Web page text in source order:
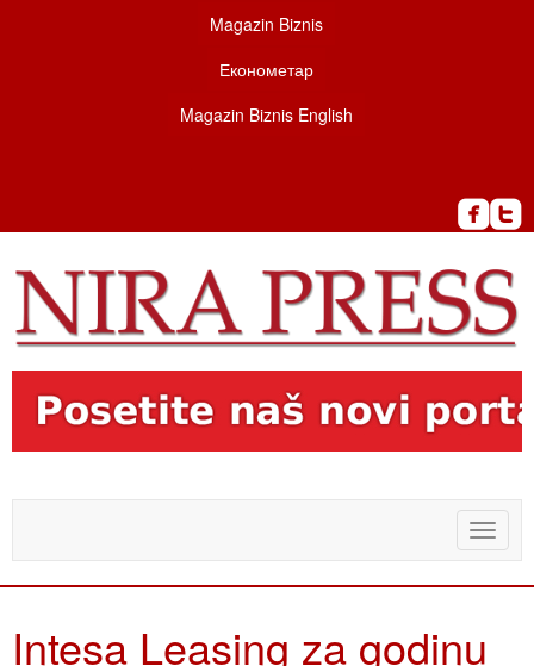
Magazin Biznis
Економетар
Magazin Biznis English
Toggle
Intesa Leasing za godinu